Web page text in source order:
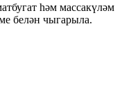
һәм массакүләм
белән чыгарыла.